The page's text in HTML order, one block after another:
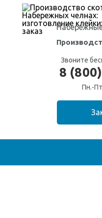
Звоните
8
Пн.-